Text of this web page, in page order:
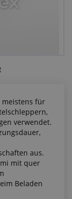
meistens für
verwendet.
aus.
mit quer
Beladen